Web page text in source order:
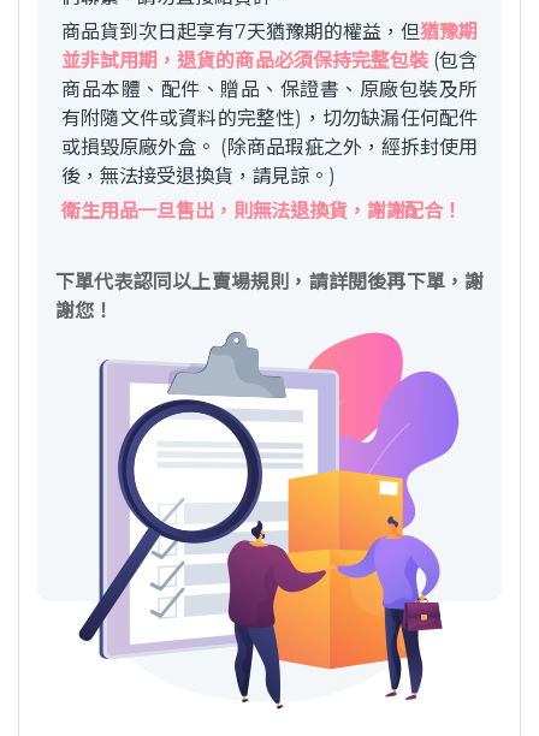
商品貨到次日起享有7天猶豫期的權益，但猶豫期
並非試用期，退貨的商品必須保持完整包裝(包含
商品本體、配件、贈品、保證書、原廠包裝及所
有附隨文件或資料的完整性)，切勿缺漏任何配件
或損毀原廠外盒。 (除商品瑕疵之外，經拆封使用
後，無法接受退換貨，請見諒。)
衛生用品一旦售出，則無法退換貨，謝謝配合！
下單代表認同以上賣場規則，請詳閱後再下單，謝
謝您！